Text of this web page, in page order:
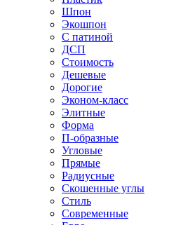
Шпон
Экошпон
С патиной
ДСП
Стоимость
Дешевые
Дорогие
Эконом-класс
Элитные
Форма
П-образные
Угловые
Прямые
Радиусные
Скошенные углы
Стиль
Современные